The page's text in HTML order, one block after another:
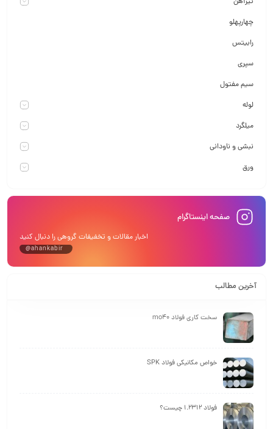
چهارپهلو
رابیتس
سپری
سیم مفتول
لوله
میلگرد
نبشی و ناودانی
ورق
صفحه اینستاگرام
اخبار مقالات و تخفیفات گروهی را دنبال کنید
@ahankabir
آخرین مطالب
سخت کاری فولاد mo40
خواص مکانیکی فولاد SPK
فولاد 1.2312 چیست؟